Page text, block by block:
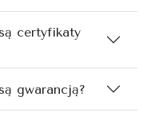
certyfikaty
gwarancją?